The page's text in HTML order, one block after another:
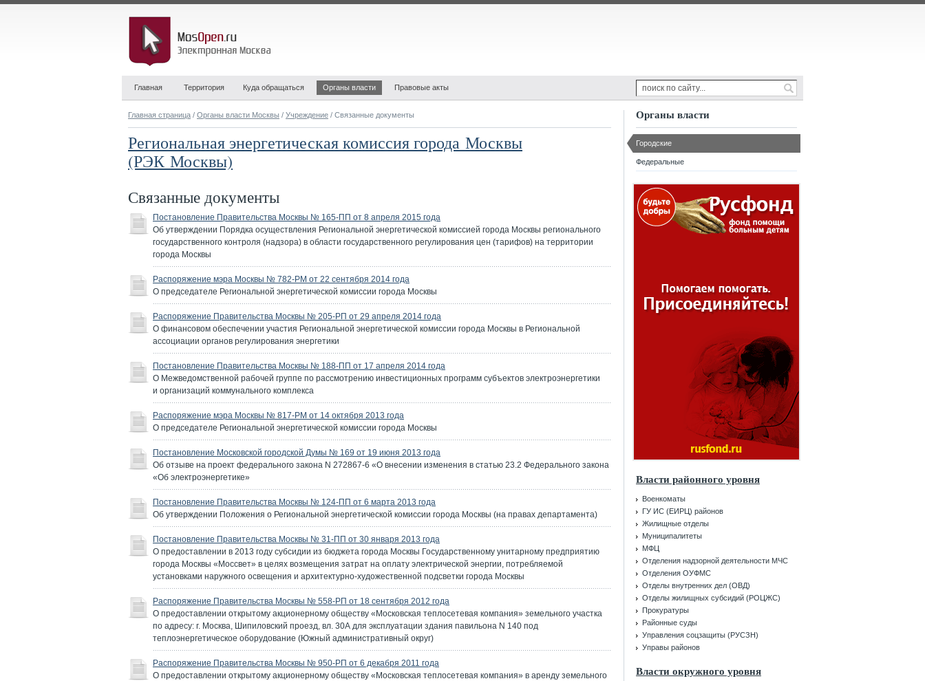
Главная Территория Куда обращаться Органы власти Правовые акты
Главная страница / Органы власти Москвы / Учреждение / Связанные документы
Региональная энергетическая комиссия города Москвы
(РЭК Москвы)
Связанные документы
Постановление Правительства Москвы № 165-ПП от 8 апреля 2015 года
Об утверждении Порядка осуществления Региональной энергетической комиссией города Москвы регионального
государственного контроля (надзора) в области государственного регулирования цен (тарифов) на территории
города Москвы
Распоряжение мэра Москвы № 782-РМ от 22 сентября 2014 года
О председателе Региональной энергетической комиссии города Москвы
Распоряжение Правительства Москвы № 205-РП от 29 апреля 2014 года
О финансовом обеспечении участия Региональной энергетической комиссии города Москвы в Региональной
ассоциации органов регулирования энергетики
Постановление Правительства Москвы № 188-ПП от 17 апреля 2014 года
О Межведомственной рабочей группе по рассмотрению инвестиционных программ субъектов электроэнергетики
и организаций коммунального комплекса
Распоряжение мэра Москвы № 817-РМ от 14 октября 2013 года
О председателе Региональной энергетической комиссии города Москвы
Постановление Московской городской Думы № 169 от 19 июня 2013 года
Об отзыве на проект федерального закона N 272867-6 «О внесении изменения в статью 23.2 Федерального закона
«Об электроэнергетике»
Постановление Правительства Москвы № 124-ПП от 6 марта 2013 года
Об утверждении Положения о Региональной энергетической комиссии города Москвы (на правах департамента)
Постановление Правительства Москвы № 31-ПП от 30 января 2013 года
О предоставлении в 2013 году субсидии из бюджета города Москвы Государственному унитарному предприятию
города Москвы «Моссвет» в целях возмещения затрат на оплату электрической энергии, потребляемой
установками наружного освещения и архитектурно-художественной подсветки города Москвы
Распоряжение Правительства Москвы № 558-РП от 18 сентября 2012 года
О предоставлении открытому акционерному обществу «Московская теплосетевая компания» земельного участка
по адресу: г. Москва, Шипиловский проезд, вл. 30А для эксплуатации здания павильона N 140 под
теплоэнергетическое оборудование (Южный административный округ)
Распоряжение Правительства Москвы № 950-РП от 6 декабря 2011 года
О предоставлении открытому акционерному обществу «Московская теплосетевая компания» в аренду земельного
Органы власти
Городские
Федеральные
Власти районного уровня
Военкоматы
ГУ ИС (ЕИРЦ) районов
Жилищные отделы
Муниципалитеты
МФЦ
Отделения надзорной деятельности МЧС
Отделения ОУФМС
Отделы внутренних дел (ОВД)
Отделы жилищных субсидий (РОЦЖС)
Прокуратуры
Районные суды
Управления соцзащиты (РУСЗН)
Управы районов
Власти окружного уровня